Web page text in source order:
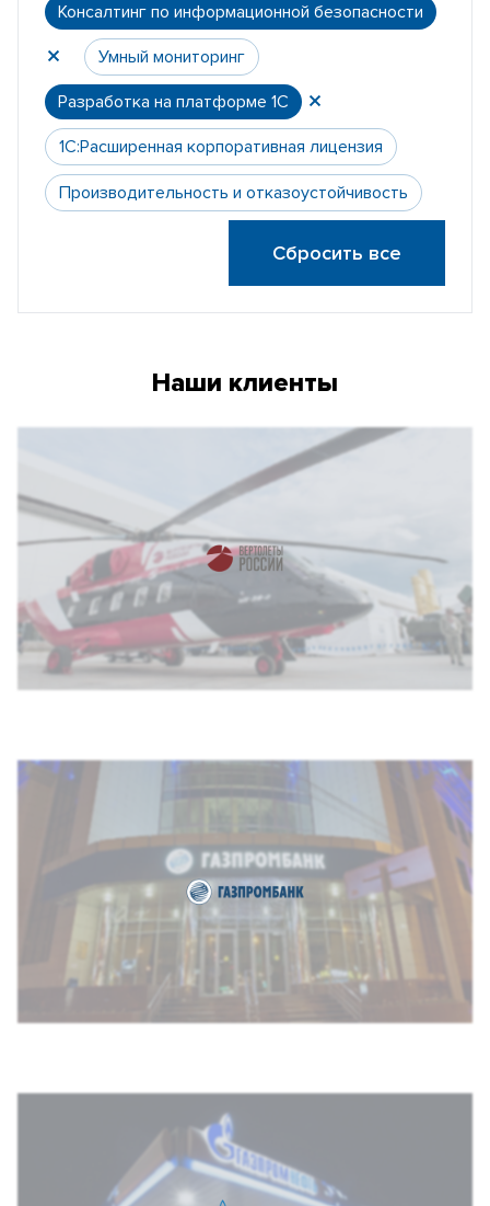
Консалтинг по информационной безопасности
Умный мониторинг
Разработка на платформе 1С
1С:Расширенная корпоративная лицензия
Производительность и отказоустойчивость
Сбросить все
Наши клиенты